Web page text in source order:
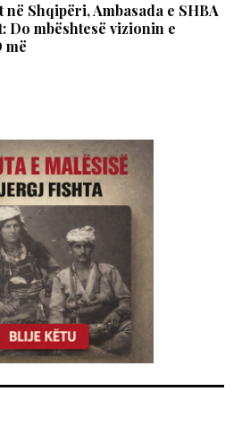
Shqipëri, Ambasada e SHBA
mbështesë vizionin e
më